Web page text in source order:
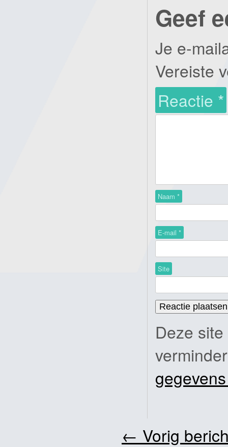
Geef
Je e-
Vereiste
Reactie *
Naam *
E-mail *
Site
Deze
← Vorig